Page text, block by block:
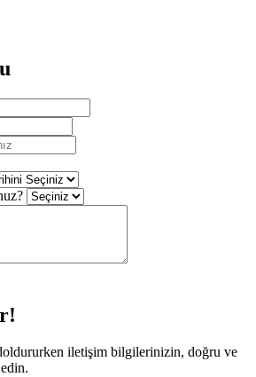
iletişim bilgilerinizin, doğru ve